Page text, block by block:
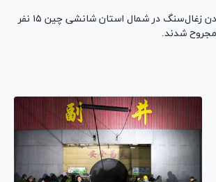
بر اثر انفجار یک معدن زغال‌سنگ در شمال استان شانشی چین ۱۵ نفر